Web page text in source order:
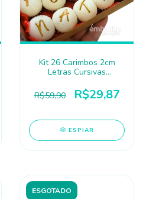
Kit 26 Carimbos 2cm
Letras Cursivas
EMBALIKE
R$59,90 R$29,87
ESPIAR
ESGOTADO